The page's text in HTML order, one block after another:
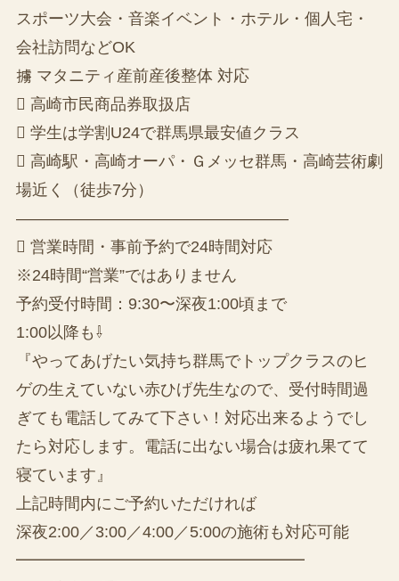
スポーツ大会・音楽イベント・ホテル・個人宅・
会社訪問などOK
擄 マタニティ産前産後整体 対応
 高崎市民商品券取扱店
 学生は学割U24で群馬県最安値クラス
 高崎駅・高崎オーパ・Ｇメッセ群馬・高崎芸術劇
場近く（徒歩7分）
—————————————————
 営業時間・事前予約で24時間対応
※24時間“営業”ではありません
予約受付時間：9:30〜深夜1:00頃まで
1:00以降も⇩
『やってあげたい気持ち群馬でトップクラスのヒ
ゲの生えていない赤ひげ先生なので、受付時間過
ぎても電話してみて下さい！対応出来るようでし
たら対応します。電話に出ない場合は疲れ果てて
寝ています』
上記時間内にご予約いただければ
深夜2:00／3:00／4:00／5:00の施術も対応可能
━━━━━━━━━━━━━━━━━━